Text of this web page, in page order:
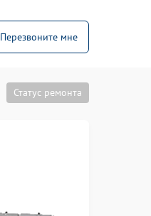
Перезвоните мне
Статус ремонта